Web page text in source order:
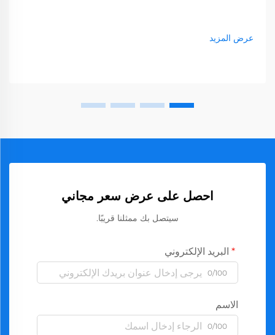
عرض المزيد
احصل على عرض سعر مجاني
سيتصل بك ممثلنا قريبًا.
البريد الإلكتروني
0/100
الاسم
0/100